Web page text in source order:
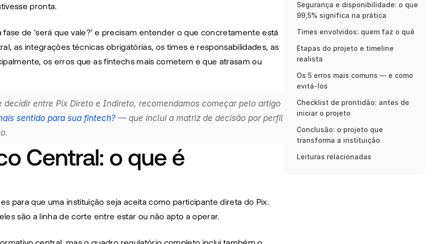
pronta.
de 'será que vale?' e precisam entender o que concretamente está
as integrações técnicas obrigatórias, os times e responsabilidades, as
os erros que as fintechs mais cometem e que atrasam ou
sentido para sua fintech? — que inclui a matriz de decisão por perfil
Central: o que é
para que uma instituição seja aceita como participante direta do Pix.
são a linha de corte entre estar ou não apto a operar.
central, mas o quadro regulatório completo inclui também o
Segurança e disponibilidade: o que
99,5% significa na prática
Times envolvidos: quem faz o quê
Etapas do projeto e timeline
realista
Os 5 erros mais comuns — e como
evitá-los
Checklist de prontidão: antes de
iniciar o projeto
Conclusão: o projeto que
transforma a instituição
Leituras relacionadas